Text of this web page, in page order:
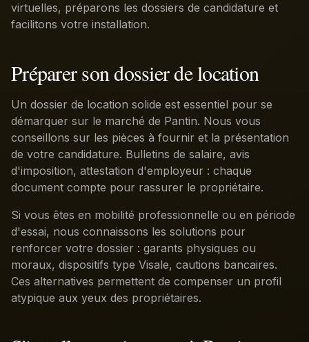
virtuelles, préparons les dossiers de candidature et
facilitons votre installation.
Préparer son dossier de location
Un dossier de location solide est essentiel pour se
démarquer sur le marché de Pantin. Nous vous
conseillons sur les pièces à fournir et la présentation
de votre candidature. Bulletins de salaire, avis
d'imposition, attestation d'employeur : chaque
document compte pour rassurer le propriétaire.
Si vous êtes en mobilité professionnelle ou en période
d'essai, nous connaissons les solutions pour
renforcer votre dossier : garants physiques ou
moraux, dispositifs type Visale, cautions bancaires.
Ces alternatives permettent de compenser un profil
atypique aux yeux des propriétaires.